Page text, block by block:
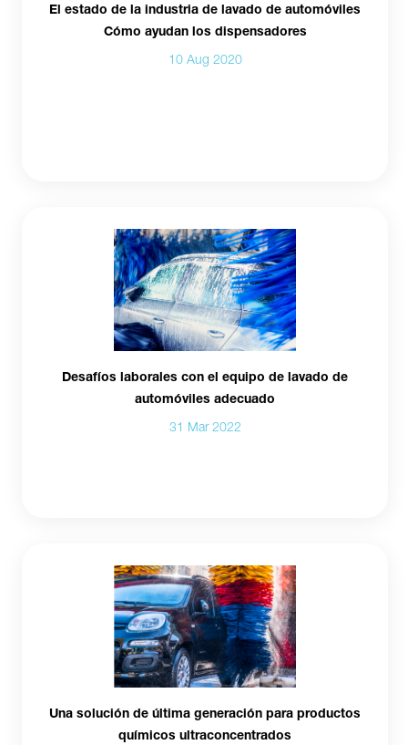
El estado de la industria de lavado de automóviles
Cómo ayudan los dispensadores
10 Aug 2020
Desafíos laborales con el equipo de lavado de
automóviles adecuado
31 Mar 2022
Una solución de última generación para productos
químicos ultraconcentrados